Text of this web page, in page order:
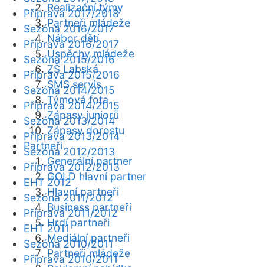
Realizační týmy
Partneři mládeže
Nábor dětí
Úspěchy mládeže
ZŠ Labská
SMS servis
Týmová fota
Zápasy juniorů
Zápasy dorostu
Partneři
Generální partner
GOLD hlavní partner
Hlavní partneři
Business partneři
Hrdí partneři
Mediální partneři
Partneři mládeže
Příprava 2017/2018
Sezóna 2016/2017
Příprava 2016/2017
Sezóna 2015/2016
Příprava 2015/2016
Sezóna 2014/2015
Příprava 2014/2015
Sezóna 2013/2014
Příprava 2013/2014
Sezóna 2012/2013
Příprava 2012/2013
EHT 2012
Sezóna 2011/2012
Příprava 2011/2012
EHT 2011
Sezóna 2010/2011
Příprava 2010/2011